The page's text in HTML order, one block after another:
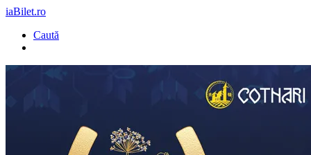
iaBilet.ro
Caută